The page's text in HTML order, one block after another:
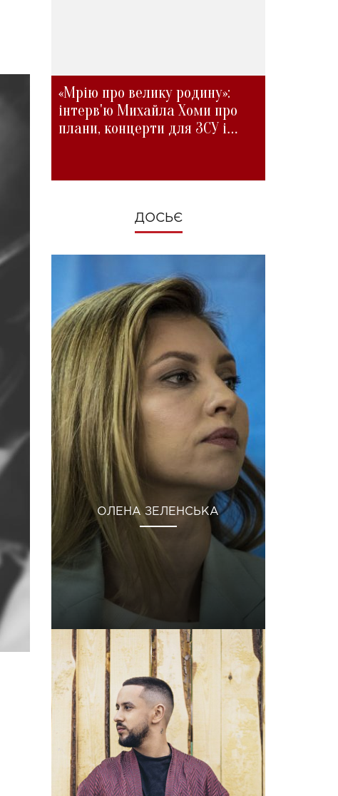
«Мрію про велику родину»:
інтерв'ю Михайла Хоми про
плани, концерти для ЗСУ і
ДОСЬЄ
ОЛЕНА ЗЕЛЕНСЬКА